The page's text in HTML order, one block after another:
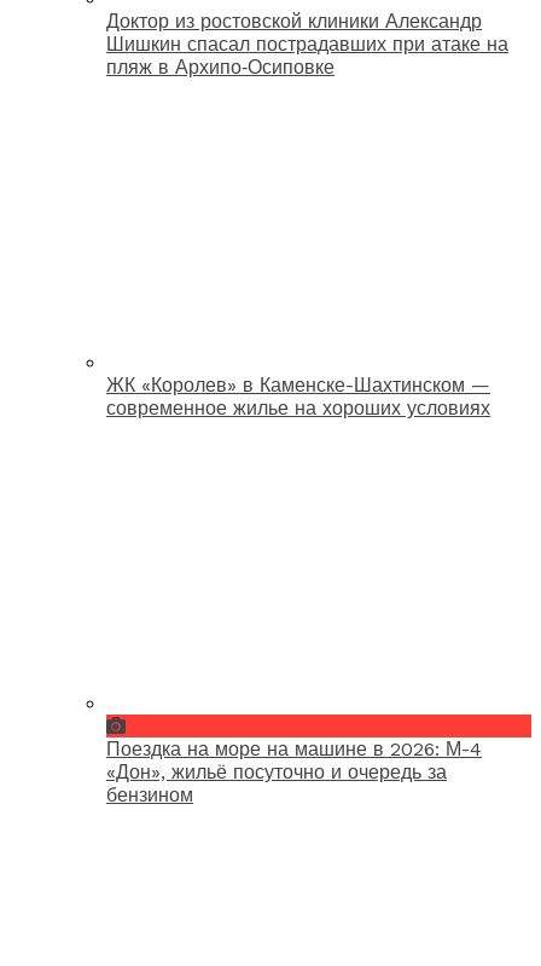
Доктор из ростовской клиники Александр
Шишкин спасал пострадавших при атаке на
пляж в Архипо‑Осиповке
ЖК «Королев» в Каменске-Шахтинском —
современное жилье на хороших условиях
Поездка на море на машине в 2026: М-4
«Дон», жильё посуточно и очередь за
бензином